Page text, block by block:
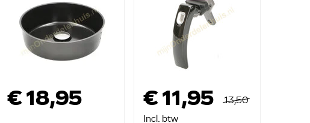
€ 18,95 € 11,95
13,50
Incl. btw